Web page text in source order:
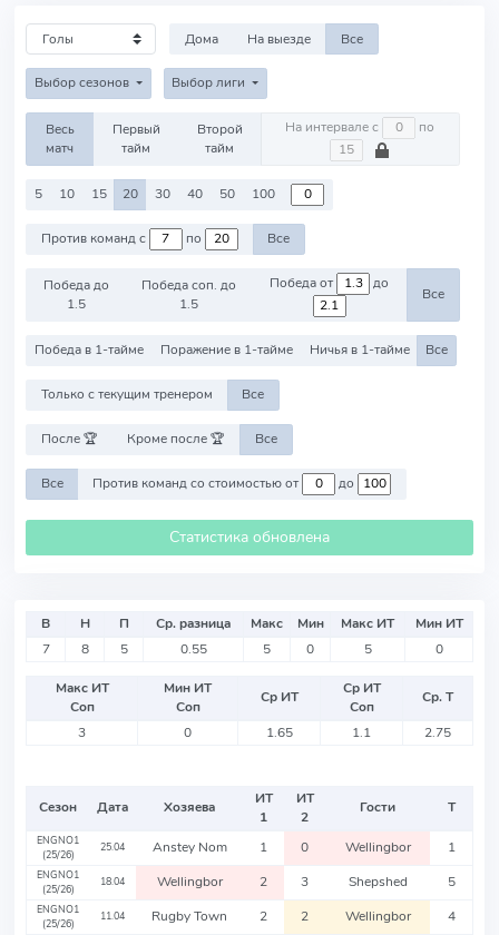
Дома На выезде Все
Выбор сезонов Выбор лиги
Весь
матч
Первый
тайм
Второй
тайм
На интервале с по
5 10 15 20 30 40 50 100
Против команд с по Все
Победа до
1.5
Победа соп. до
1.5
Победа от до
Все
Победа в 1-тайме Поражение в 1-тайме Ничья в 1-тайме Все
Только с текущим тренером Все
После 🏆 Кроме после 🏆 Все
Все Против команд со стоимостью от до
Статистика обновлена
В Н П Ср. разница Макс Мин Макс ИТ
Мин ИТ
7
8 5 0.55 5 0 5 0
Макс ИТ
Соп
Мин ИТ
Соп
Ср ИТ
Ср ИТ
Соп
Ср. Т
3
0 1.65 1.1 2.75
Сезон Дата Хозяева
ИТ
1
ИТ
2
Гости Т
ENGNO1
(25/26)
25.04 Anstey Nom 1 0 Wellingbor 1
ENGNO1
(25/26)
18.04 Wellingbor 2 3 Shepshed 5
ENGNO1
(25/26)
11.04 Rugby Town 2 2 Wellingbor 4